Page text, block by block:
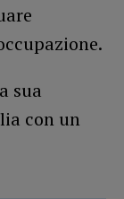
sua
con un